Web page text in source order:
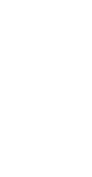
place
de ski directement à
mécaniques et aux